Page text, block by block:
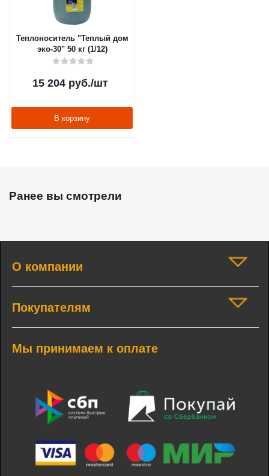
Теплоноситель "Теплый дом
эко-30" 50 кг (1/12)
15 204руб./шт
В корзину
Ранее вы смотрели
О компании
Покупателям
Мы принимаем к оплате